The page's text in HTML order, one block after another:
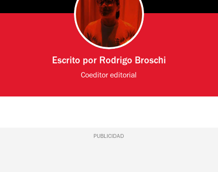
Escrito por Rodrigo Broschi
Coeditor editorial
PUBLICIDAD